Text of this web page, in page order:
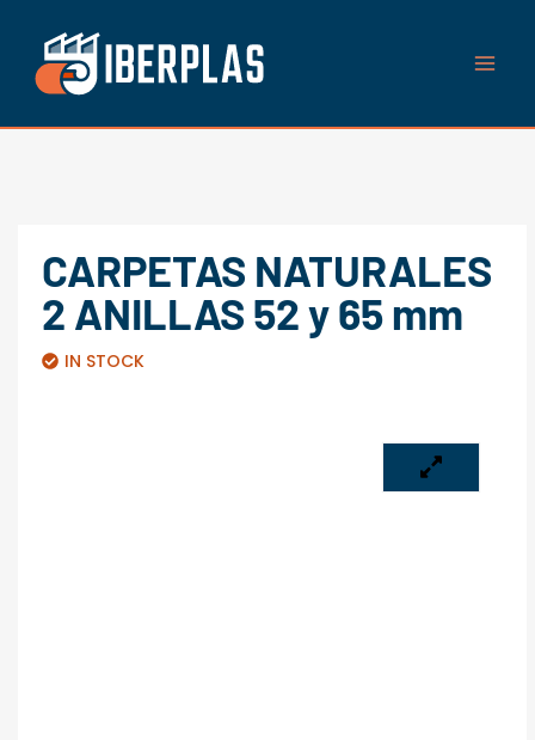
contenido
CARPETAS NATURALES
2 ANILLAS 52 y 65 mm
IN STOCK